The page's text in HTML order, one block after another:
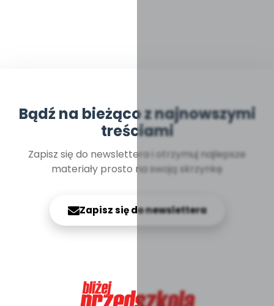
Bądź na bieżąco z najnowszymi
treściami
Zapisz się do newslettera i otrzymuj najlepsze
materiały prosto na swoją skrzynkę
Zapisz się do newslettera